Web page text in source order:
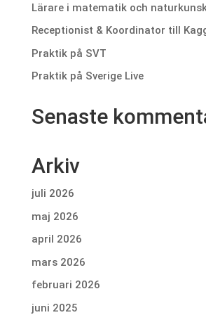
Lärare i matematik och
Receptionist & Koordinator till
Praktik på SVT
Praktik på Sverige Live
Senaste
Arkiv
juli 2026
maj 2026
april 2026
mars 2026
februari 2026
juni 2025